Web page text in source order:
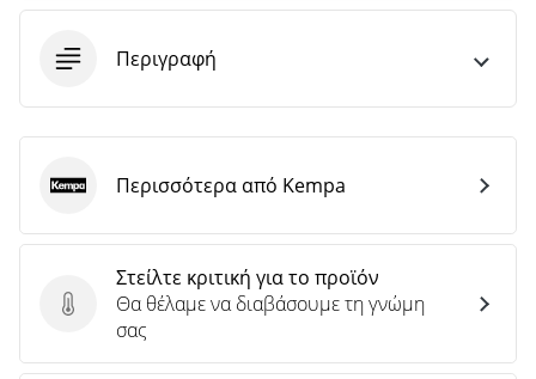
Περιγραφή
Στείλτε κριτική για το προϊόν
Στείλτε κριτική για το προϊόν
Θα θέλαμε να διαβάσουμε τη γνώμη
σας
KempaΠερισσότερα από Kempa